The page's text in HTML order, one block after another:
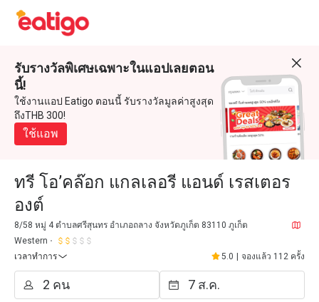
รับรางวัลพิเศษเฉพาะในแอปเลยตอน
นี้!
ใช้งานแอป Eatigo ตอนนี้ รับรางวัลมูลค่าสูงสุด
ถึงTHB 300!
ใช้แอพ
ทรี โอ’คล๊อก แกลเลอรี แอนด์ เรสเตอร
องต์
8/58 หมู่ 4 ตำบลศรีสุนทร อำเภอถลาง จังหวัดภูเก็ต 83110 ภูเก็ต
Western
เวลาทำการ
5.0 จองแล้ว 112 ครั้ง